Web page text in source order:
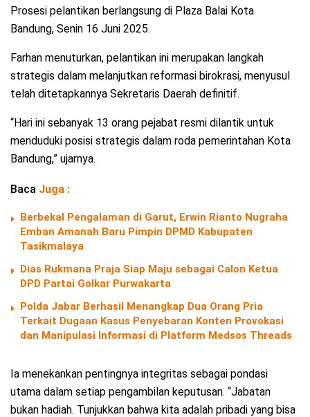
Prosesi pelantikan berlangsung di Plaza Balai Kota
Bandung, Senin 16 Juni 2025.
Farhan menuturkan, pelantikan ini merupakan langkah
strategis dalam melanjutkan reformasi birokrasi, menyusul
telah ditetapkannya Sekretaris Daerah definitif.
“Hari ini sebanyak 13 orang pejabat resmi dilantik untuk
menduduki posisi strategis dalam roda pemerintahan Kota
Bandung,” ujarnya.
Baca Juga :
Berbekal Pengalaman di Garut, Erwin Rianto Nugraha
Emban Amanah Baru Pimpin DPMD Kabupaten
Tasikmalaya
Dias Rukmana Praja Siap Maju sebagai Calon Ketua
DPD Partai Golkar Purwakarta
Polda Jabar Berhasil Menangkap Dua Orang Pria
Terkait Dugaan Kasus Penyebaran Konten Provokasi
dan Manipulasi Informasi di Platform Medsos Threads
Ia menekankan pentingnya integritas sebagai pondasi
utama dalam setiap pengambilan keputusan. “Jabatan
bukan hadiah. Tunjukkan bahwa kita adalah pribadi yang bisa